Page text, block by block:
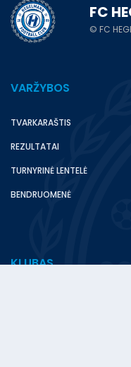
FC
© FC
VARŽYBOS
TVARKARAŠTIS
REZULTATAI
TURNYRINĖ LENTELĖ
BENDRUOMENĖ
KLUBAS